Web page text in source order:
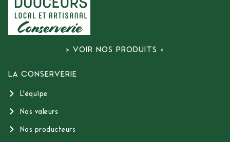
> VOIR NOS PRODUITS <
LA CONSERVERIE
L'équipe
Nos valeurs
Nos producteurs